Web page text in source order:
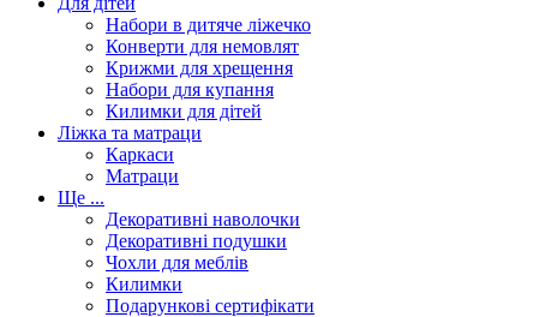
Набори в дитяче ліжечко
Конверти для немовлят
Крижми для хрещення
Набори для купання
Килимки для дітей
Ліжка та матраци
Каркаси
Матраци
Ще ...
Декоративні наволочки
Декоративні подушки
Чохли для меблів
Килимки
Подарункові сертифікати